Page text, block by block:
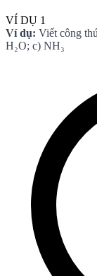
VÍ DỤ 1
Ví dụ: Viết công
H₂O; c) NH₃